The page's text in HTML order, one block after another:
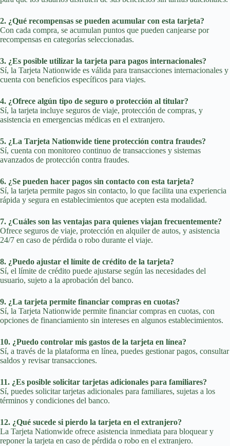
2. ¿Qué recompensas se pueden acumular con esta tarjeta?
Con cada compra, se acumulan puntos que pueden canjearse por
recompensas en categorías seleccionadas.
3. ¿Es posible utilizar la tarjeta para pagos internacionales?
Sí, la Tarjeta Nationwide es válida para transacciones internacionales y
cuenta con beneficios específicos para viajes.
4. ¿Ofrece algún tipo de seguro o protección al titular?
Sí, la tarjeta incluye seguros de viaje, protección de compras, y
asistencia en emergencias médicas en el extranjero.
5. ¿La Tarjeta Nationwide tiene protección contra fraudes?
Sí, cuenta con monitoreo continuo de transacciones y sistemas
avanzados de protección contra fraudes.
6. ¿Se pueden hacer pagos sin contacto con esta tarjeta?
Sí, la tarjeta permite pagos sin contacto, lo que facilita una experiencia
rápida y segura en establecimientos que acepten esta modalidad.
7. ¿Cuáles son las ventajas para quienes viajan frecuentemente?
Ofrece seguros de viaje, protección en alquiler de autos, y asistencia
24/7 en caso de pérdida o robo durante el viaje.
8. ¿Puedo ajustar el límite de crédito de la tarjeta?
Sí, el límite de crédito puede ajustarse según las necesidades del
usuario, sujeto a la aprobación del banco.
9. ¿La tarjeta permite financiar compras en cuotas?
Sí, la Tarjeta Nationwide permite financiar compras en cuotas, con
opciones de financiamiento sin intereses en algunos establecimientos.
10. ¿Puedo controlar mis gastos de la tarjeta en línea?
Sí, a través de la plataforma en línea, puedes gestionar pagos, consultar
saldos y revisar transacciones.
11. ¿Es posible solicitar tarjetas adicionales para familiares?
Sí, puedes solicitar tarjetas adicionales para familiares, sujetas a los
términos y condiciones del banco.
12. ¿Qué sucede si pierdo la tarjeta en el extranjero?
La Tarjeta Nationwide ofrece asistencia inmediata para bloquear y
reponer la tarjeta en caso de pérdida o robo en el extranjero.